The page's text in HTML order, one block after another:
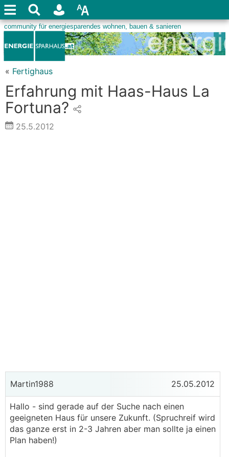
« Fertighaus
Erfahrung mit Haas-Haus La
Fortuna?
25.5.2012
Martin1988 25.05.2012
Hallo - sind gerade auf der Suche nach einen
geeigneten Haus für unsere Zukunft. (Spruchreif wird
das ganze erst in 2-3 Jahren aber man sollte ja einen
Plan haben!)